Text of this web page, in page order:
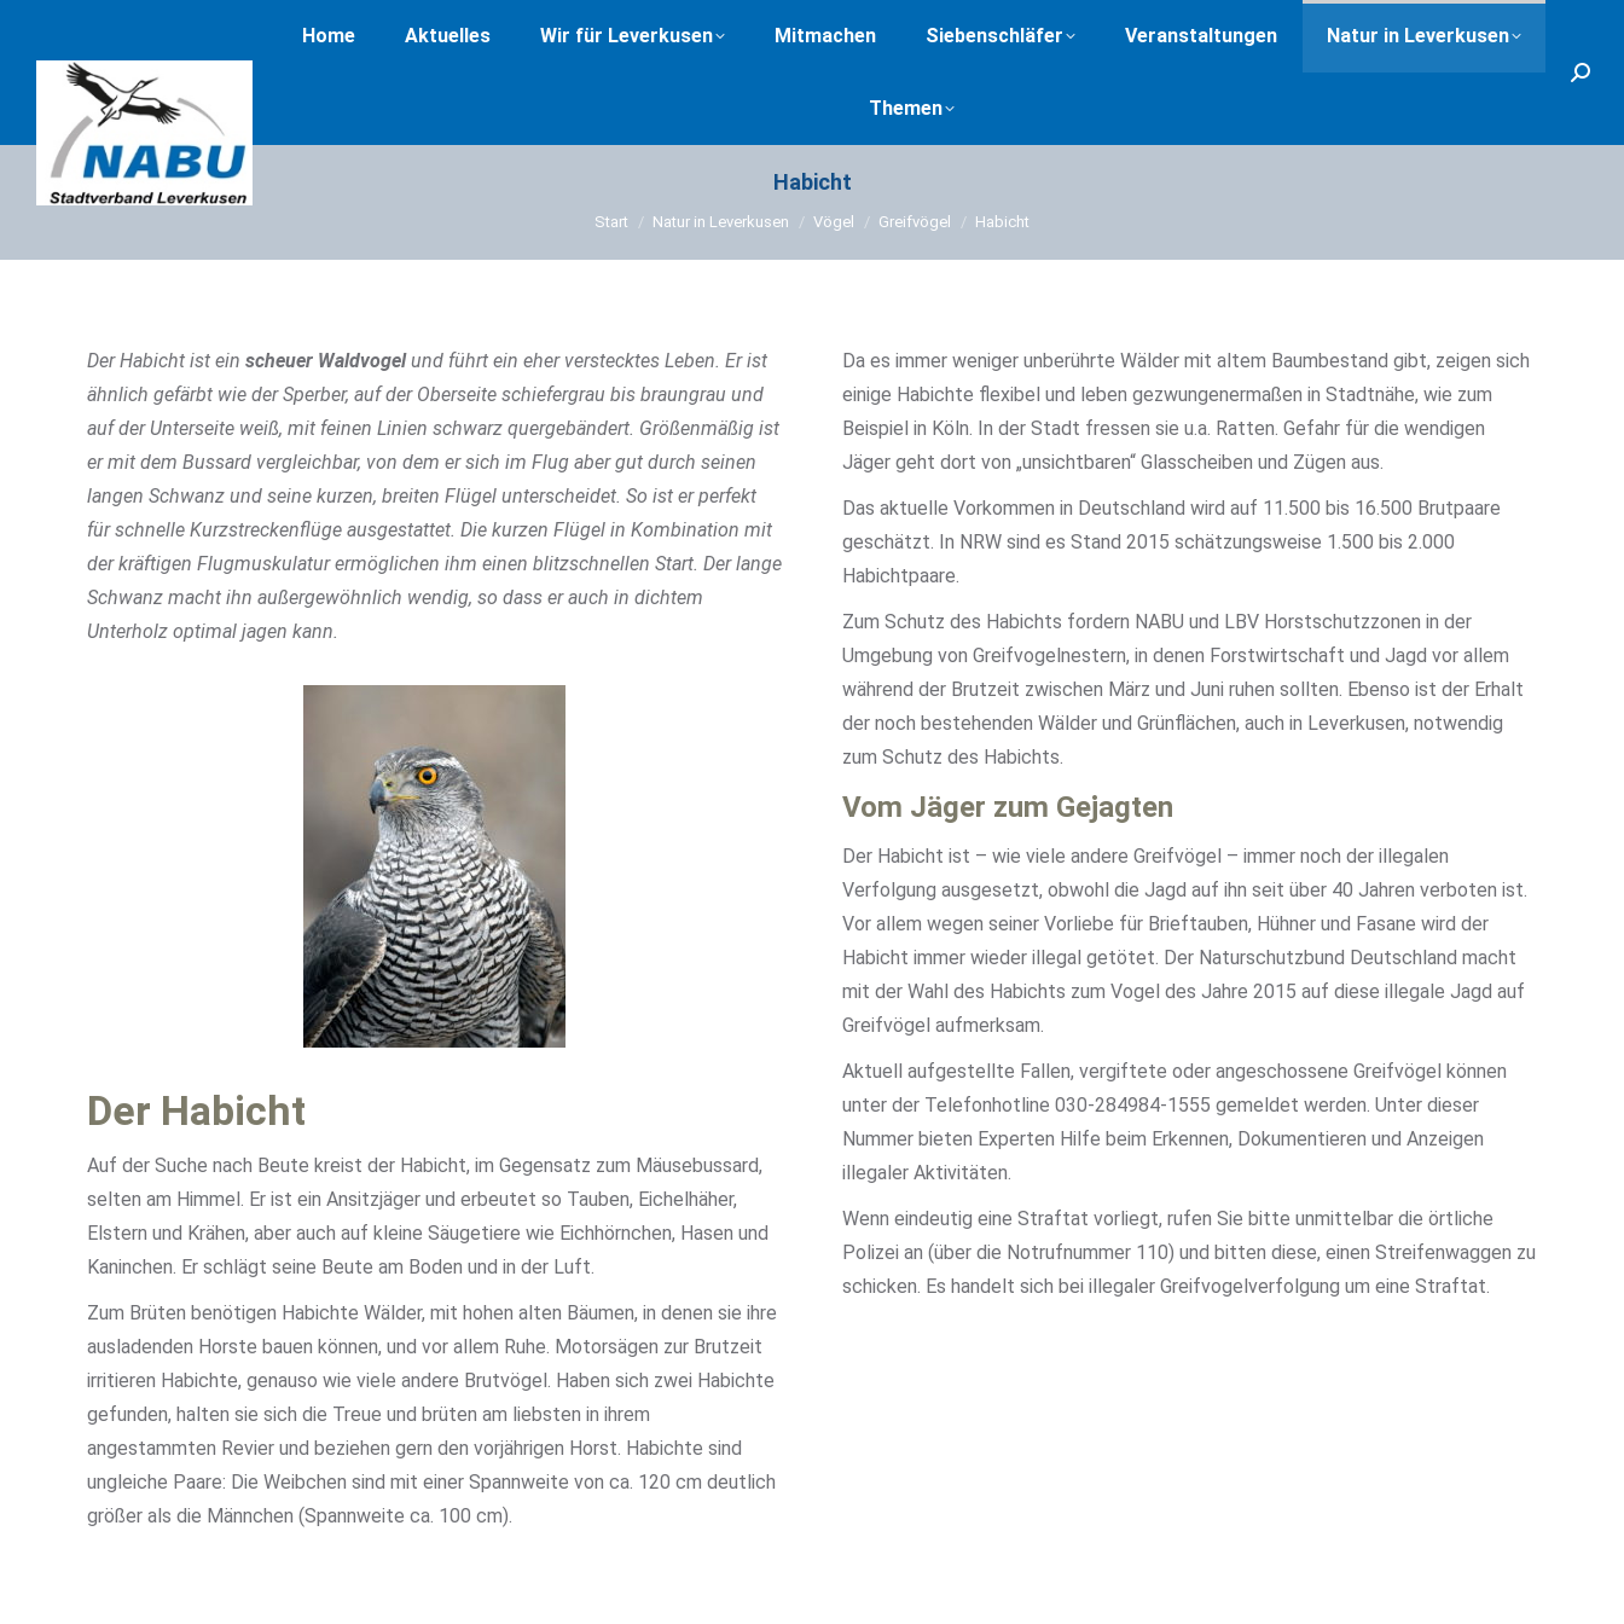
Home Aktuelles Wir für Leverkusen Mitmachen Siebenschläfer Veranstaltungen Natur in Leverkusen
Themen
Habicht
Sie befinden sich hier:
Start Natur in Leverkusen Vögel Greifvögel Habicht
Der Habicht ist ein scheuer Waldvogelund führt ein eher verstecktes Leben. Er ist
ähnlich gefärbt wie der Sperber, auf der Oberseite schiefergrau bis braungrau und
auf der Unterseite weiß, mit feinen Linien schwarz quergebändert. Größenmäßig ist
er mit dem Bussard vergleichbar, von dem er sich im Flug aber gut durch seinen
langen Schwanz und seine kurzen, breiten Flügel unterscheidet. So ist er perfekt
für schnelle Kurzstreckenflüge ausgestattet. Die kurzen Flügel in Kombination mit
der kräftigen Flugmuskulatur ermöglichen ihm einen blitzschnellen Start. Der lange
Schwanz macht ihn außergewöhnlich wendig, so dass er auch in dichtem
Unterholz optimal jagen kann.
Der Habicht
Auf der Suche nach Beute kreist der Habicht, im Gegensatz zum Mäusebussard,
selten am Himmel. Er ist ein Ansitzjäger und erbeutet so Tauben, Eichelhäher,
Elstern und Krähen, aber auch auf kleine Säugetiere wie Eichhörnchen, Hasen und
Kaninchen. Er schlägt seine Beute am Boden und in der Luft.
Zum Brüten benötigen Habichte Wälder, mit hohen alten Bäumen, in denen sie ihre
ausladenden Horste bauen können, und vor allem Ruhe. Motorsägen zur Brutzeit
irritieren Habichte, genauso wie viele andere Brutvögel. Haben sich zwei Habichte
gefunden, halten sie sich die Treue und brüten am liebsten in ihrem
angestammten Revier und beziehen gern den vorjährigen Horst. Habichte sind
ungleiche Paare: Die Weibchen sind mit einer Spannweite von ca. 120 cm deutlich
größer als die Männchen (Spannweite ca. 100 cm).
Da es immer weniger unberührte Wälder mit altem Baumbestand gibt, zeigen sich
einige Habichte flexibel und leben gezwungenermaßen in Stadtnähe, wie zum
Beispiel in Köln. In der Stadt fressen sie u.a. Ratten. Gefahr für die wendigen
Jäger geht dort von „unsichtbaren“ Glasscheiben und Zügen aus.
Das aktuelle Vorkommen in Deutschland wird auf 11.500 bis 16.500 Brutpaare
geschätzt. In NRW sind es Stand 2015 schätzungsweise 1.500 bis 2.000
Habichtpaare.
Zum Schutz des Habichts fordern NABU und LBV Horstschutzzonen in der
Umgebung von Greifvogelnestern, in denen Forstwirtschaft und Jagd vor allem
während der Brutzeit zwischen März und Juni ruhen sollten. Ebenso ist der Erhalt
der noch bestehenden Wälder und Grünflächen, auch in Leverkusen, notwendig
zum Schutz des Habichts.
Vom Jäger zum Gejagten
Der Habicht ist – wie viele andere Greifvögel – immer noch der illegalen
Verfolgung ausgesetzt, obwohl die Jagd auf ihn seit über 40 Jahren verboten ist.
Vor allem wegen seiner Vorliebe für Brieftauben, Hühner und Fasane wird der
Habicht immer wieder illegal getötet. Der Naturschutzbund Deutschland macht
mit der Wahl des Habichts zum Vogel des Jahre 2015 auf diese illegale Jagd auf
Greifvögel aufmerksam.
Aktuell aufgestellte Fallen, vergiftete oder angeschossene Greifvögel können
unter der Telefonhotline 030-284984-1555 gemeldet werden. Unter dieser
Nummer bieten Experten Hilfe beim Erkennen, Dokumentieren und Anzeigen
illegaler Aktivitäten.
Wenn eindeutig eine Straftat vorliegt, rufen Sie bitte unmittelbar die örtliche
Polizei an (über die Notrufnummer 110) und bitten diese, einen Streifenwaggen zu
schicken. Es handelt sich bei illegaler Greifvogelverfolgung um eine Straftat.